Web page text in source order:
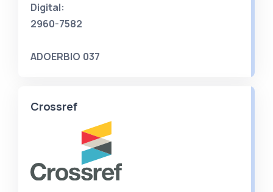
Digital:
2960-7582
ADOERBIO 037
Crossref